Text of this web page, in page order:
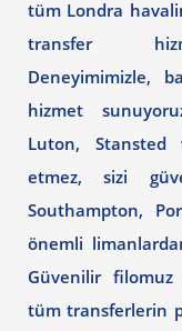
tüm Londra
transfer
Deneyimimizle,
hizmet
Luton,
etmez, sizi
Southampton,
önemli
Güvenilir
tüm transferlerin